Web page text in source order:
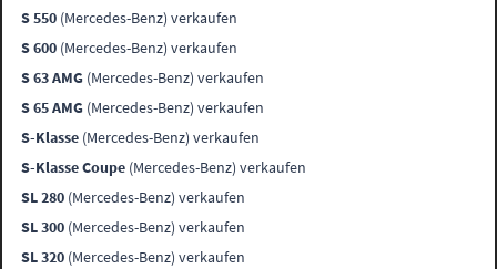
S 550 (Mercedes-Benz) verkaufen
S 600 (Mercedes-Benz) verkaufen
S 63 AMG (Mercedes-Benz) verkaufen
S 65 AMG (Mercedes-Benz) verkaufen
S-Klasse (Mercedes-Benz) verkaufen
S-Klasse Coupe (Mercedes-Benz) verkaufen
SL 280 (Mercedes-Benz) verkaufen
SL 300 (Mercedes-Benz) verkaufen
SL 320 (Mercedes-Benz) verkaufen